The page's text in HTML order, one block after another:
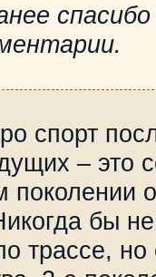
спорт
– это
поколении
бы
трассе,